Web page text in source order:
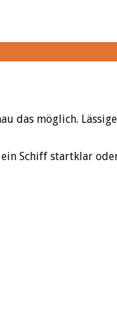
das möglich.
Schiff startklar